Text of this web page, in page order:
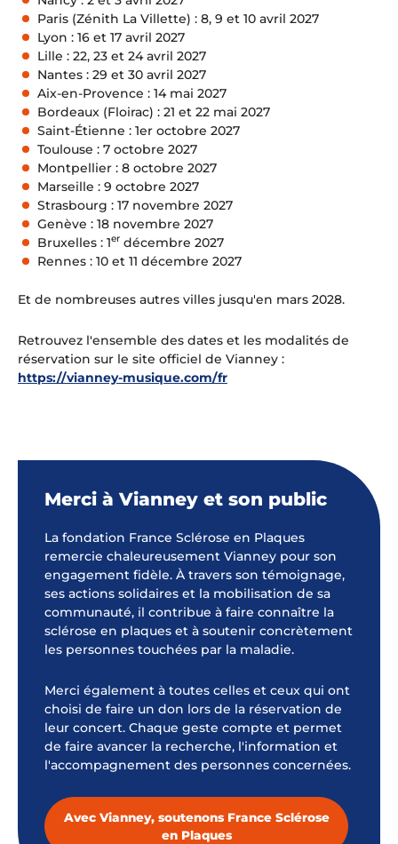
Paris (Zénith La Villette) : 8, 9 et 10 avril 2027
Lyon : 16 et 17 avril 2027
Lille : 22, 23 et 24 avril 2027
Nantes : 29 et 30 avril 2027
Aix-en-Provence : 14 mai 2027
Bordeaux (Floirac) : 21 et 22 mai 2027
Saint-Étienne : 1er octobre 2027
Toulouse : 7 octobre 2027
Montpellier : 8 octobre 2027
Marseille : 9 octobre 2027
Strasbourg : 17 novembre 2027
Genève : 18 novembre 2027
Bruxelles : 1er décembre 2027
Rennes : 10 et 11 décembre 2027
Et de nombreuses autres villes jusqu'en mars 2028.
Retrouvez l'ensemble des dates et les modalités de
réservation sur le site officiel de Vianney :
https://vianney-musique.com/fr
Merci à Vianney et son public
La fondation France Sclérose en Plaques
remercie chaleureusement Vianney pour son
engagement fidèle. À travers son témoignage,
ses actions solidaires et la mobilisation de sa
communauté, il contribue à faire connaître la
sclérose en plaques et à soutenir concrètement
les personnes touchées par la maladie.
Merci également à toutes celles et ceux qui ont
choisi de faire un don lors de la réservation de
leur concert. Chaque geste compte et permet
de faire avancer la recherche, l'information et
l'accompagnement des personnes concernées.
Avec Vianney, soutenons France Sclérose
en Plaques